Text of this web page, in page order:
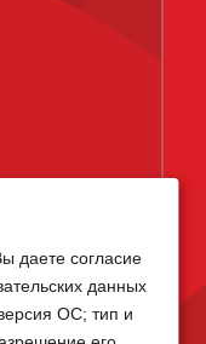
даете согласие
данных
ОС; тип и